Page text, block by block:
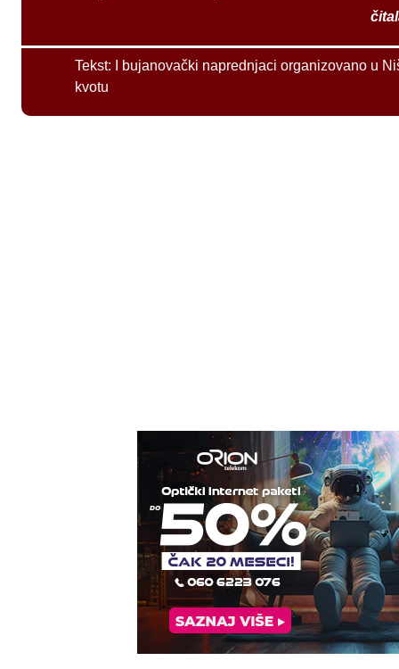
Tekst:
I bujanovački naprednjaci organizovano u
kvotu